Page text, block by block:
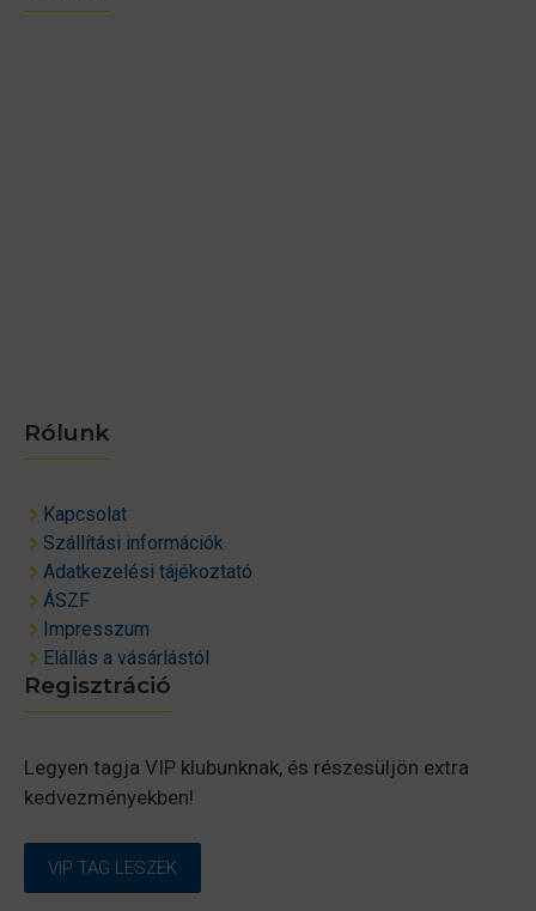
Rólunk
Kapcsolat
Szállítási információk
Adatkezelési tájékoztató
ÁSZF
Impresszum
Elállás a vásárlástól
Regisztráció
Legyen tagja VIP klubunknak, és részesüljön extra
kedvezményekben!
VIP TAG LESZEK